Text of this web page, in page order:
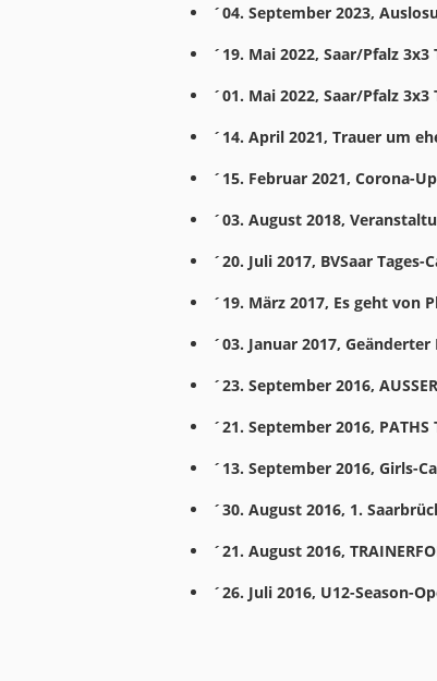
´04. September 2023,
´19. Mai 2022, Saar/Pfalz
´01. Mai 2022, Saar/Pfalz
´14. April 2021, Trauer um
´15. Februar 2021, Corona-
´03. August 2018,
´20. Juli 2017, BVSaar
´19. März 2017, Es geht von
´03. Januar 2017,
´23. September 2016,
´21. September 2016, PATHS
´13. September 2016, Girls-
´30. August 2016, 1.
´21. August 2016,
´26. Juli 2016, U12-Season-